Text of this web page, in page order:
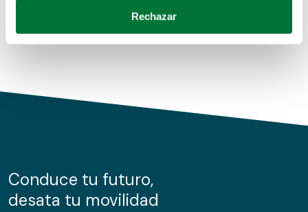
Obtenga más información sobre cómo se procesan sus
de cookies.
información sobre el uso que haga del sitio web con
nuestros partners de redes sociales, publicidad y análisis
Rechazar
Conduce tu futuro,
desata tu movilidad